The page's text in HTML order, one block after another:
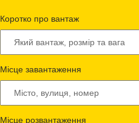
Коротко про вантаж
Місце завантаження
Місце розвантаження